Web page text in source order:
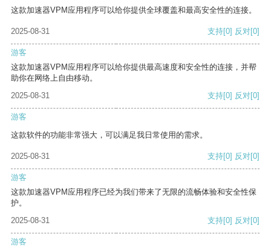
这款加速器VPM应用程序可以给你提供全球覆盖和最高安全性的连接。
2025-08-31 支持[0] 反对[0]
游客
这款加速器VPM应用程序可以给你提供最高速度和安全性的连接，并帮
助你在网络上自由移动。
2025-08-31
支持[0] 反对[0]
游客
这款软件的功能非常强大，可以满足我日常使用的需求。
2025-08-31 支持[0] 反对[0]
游客
这款加速器VPM应用程序已经为我们带来了无限的流畅体验和安全性保
护。
2025-08-31
支持[0] 反对[0]
游客